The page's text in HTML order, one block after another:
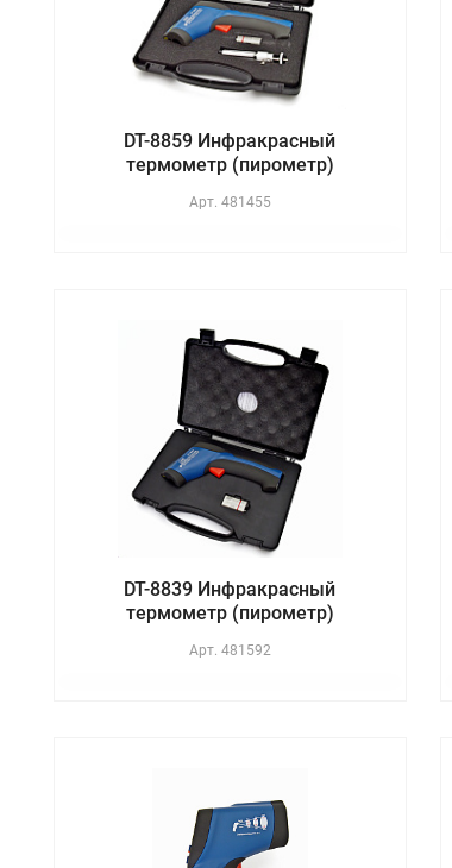
DT-8859 Инфракрасный
термометр (пирометр)
Арт. 481455
DT-8839 Инфракрасный
термометр (пирометр)
Арт. 481592